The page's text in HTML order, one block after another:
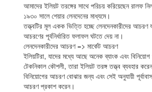
আমাদের ইলিয়ট তরঙ্গের সাথে পরিচয় করিয়েছেন রালফ
১৯৩০ সালে শেয়ার লেনদেনের মাধ্যমে।
তত্ত্বটির মূল একক ভিত্তি হচ্ছে লেনদেনকারীদের আচরণ
আচরণের পূর্বনির্ধারিত ফলাফল ঘটতে দেয় না।
লেনদেনকারীদের আচরণ => মার্কেট আচরণ
ইলিয়টিরা, যাদের মধ্যে আছে অনেক ব্যাংক এবং বিনিয়োগ
টেকনিকাল কৌশলী, তারা ইলিয়ট তরঙ্গ তত্ত্ব ব্যবহার
বিনিয়োগের আচরণ বোঝার জন্য এবং সেই অনুযায়ী পূর্বাবাস
আচরণ প্রকাশ করেন।